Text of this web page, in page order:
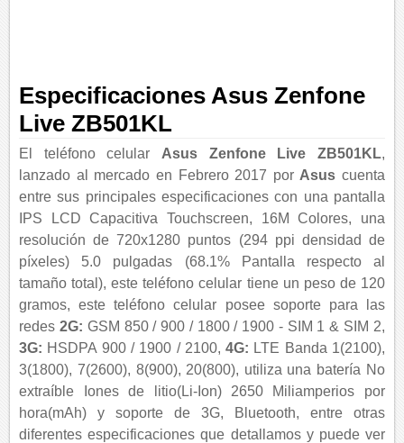
Especificaciones Asus Zenfone
Live ZB501KL
El teléfono celular Asus Zenfone Live ZB501KL,
lanzado al mercado en Febrero 2017 por Asus cuenta
entre sus principales especificaciones con una pantalla
IPS LCD Capacitiva Touchscreen, 16M Colores, una
resolución de 720x1280 puntos (294 ppi densidad de
píxeles) 5.0 pulgadas (68.1% Pantalla respecto al
tamaño total), este teléfono celular tiene un peso de 120
gramos, este teléfono celular posee soporte para las
redes 2G: GSM 850 / 900 / 1800 / 1900 - SIM 1 & SIM 2,
3G: HSDPA 900 / 1900 / 2100,4G: LTE Banda 1(2100),
3(1800), 7(2600), 8(900), 20(800), utiliza una batería No
extraíble Iones de litio(Li-Ion) 2650 Miliamperios por
hora(mAh) y soporte de 3G, Bluetooth, entre otras
diferentes especificaciones que detallamos y puede ver